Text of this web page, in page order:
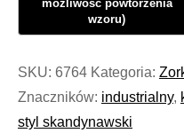
Move
Loft
Jielde
SKU: 6764 Kategoria:
Znaczników: industrialny,
styl skandynawski